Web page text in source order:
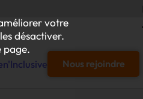
votre
désactiver.
page.
Nous rejoindre